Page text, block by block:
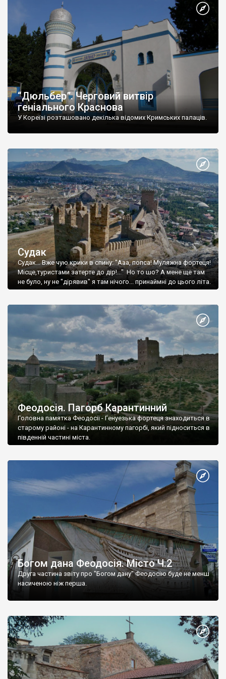
“Дюльбер”. Черговий витвір
геніального Краснова
У Кореїзі розташовано декілька відомих Кримських палаців.
Судак
Судак... Вже чую крики в спину: "Ааа, попса! Муляжна фортеця!
Місце,туристами затерте до дір!..." Но то шо? А мене ще там
не було, ну не "дірявив" я там нічого... принаймні до цього літа.
Феодосія. Пагорб Карантинний
Головна памятка Феодосії - Генуезька фортеця знаходиться в
старому районі - на Карантинному пагорбі, який підноситься в
південній частині міста.
Богом дана Феодосія. Місто Ч.2
Друга частина звіту про "Богом дану" Феодосію буде не менш
насиченою ніж перша.